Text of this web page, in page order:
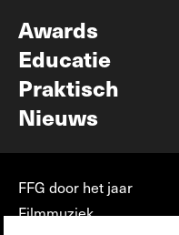
Awards
Educatie
Praktisch
Nieuws
FFG door het jaar
Filmmuziek